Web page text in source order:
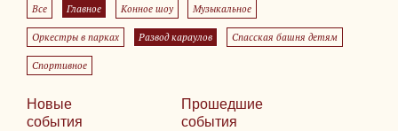
Все Главное Конное шоу Музыкальное
Оркестры в парках Развод караулов Спасская башня детям
Спортивное
Новые
события
Прошедшие
события